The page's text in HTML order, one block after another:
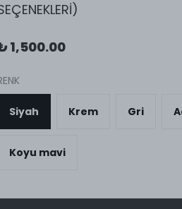
1,500.00
Siyah Krem Gri
Koyu mavi